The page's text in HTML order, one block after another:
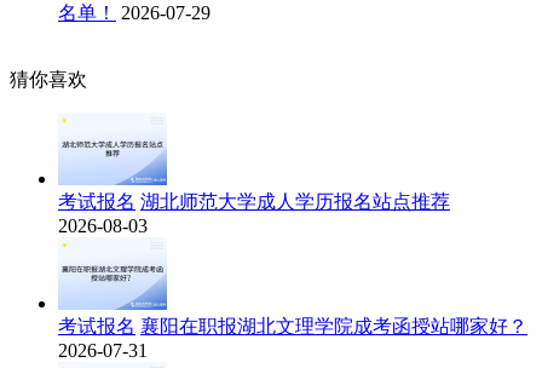
名单！
2026-07-29
猜你喜欢
考试报名 湖北师范大学成人学历报名站点推荐
2026-08-03
考试报名 襄阳在职报湖北文理学院成考函授站哪家好？
2026-07-31